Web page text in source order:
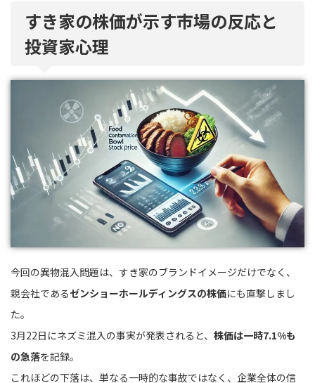
すき家の株価が示す市場の反応と
投資家心理
今回の異物混入問題は、すき家のブランドイメージだけでなく、
親会社であるゼンショーホールディングスの株価にも直撃しまし
た。
3月22日にネズミ混入の事実が発表されると、 株価は一時7.1%も
の急落を記録。
これほどの下落は、単なる一時的な事故ではなく、企業全体の信